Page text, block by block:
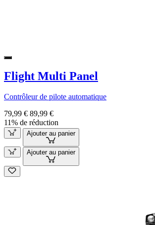
Flight Multi Panel
Contrôleur de pilote automatique
79,99 € 89,99 €
11% de réduction
Ajouter au panier
Ajouter au panier